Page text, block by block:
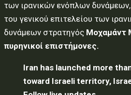
των ιρανικών ενόπλων
του γενικού επιτελείου των
δυνάμεων στρατηγός Μοχαμάντ
πυρηνικοί επιστήμονες.
Iran has launched more
toward Israeli territory,